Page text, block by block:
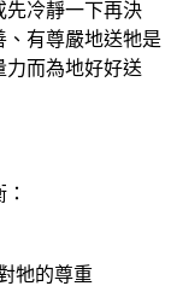
先冷靜一下再決
、有尊嚴地送牠是
而為地好好送
牠的尊重